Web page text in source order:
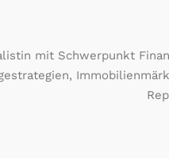
mit Schwerpunkt